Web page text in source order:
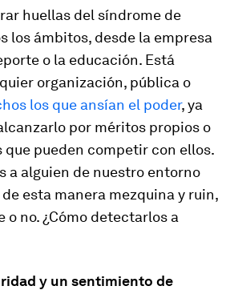
huellas del síndrome de
los ámbitos, desde la empresa
o la educación. Está
organización, pública o
los que ansían el poder, ya
por méritos propios o
que pueden competir con ellos.
a alguien de nuestro entorno
esta manera mezquina y ruin,
no. ¿Cómo detectarlos a
y un sentimiento de